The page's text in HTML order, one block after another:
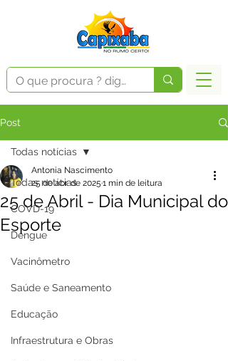
Post
Todas notícias
COVD-19
Dengue
Vacinômetro
Saúde e Saneamento
Educação
Infraestrutura e Obras
Todas notícias
25 de Abril - Dia Municipal do
Esporte
Antonia Nascimento
25 de abr. de 2025 1 min de leitura